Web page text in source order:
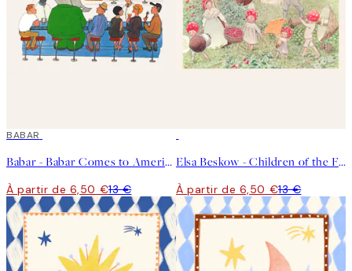
50%*
BABAR
Babar - Babar Comes to America Affiche
À partir de 6,50 €13 €
Elsa Beskow - Children of the Forest No3 Affiche
À partir de 6,50 €13 €